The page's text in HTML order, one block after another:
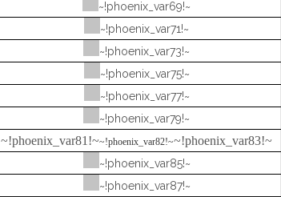
~!phoenix_var69!~
~!phoenix_var71!~
~!phoenix_var73!~
~!phoenix_var75!~
~!phoenix_var77!~
~!phoenix_var79!~
~!phoenix_var81!~~!phoenix_var82!~~!phoenix_var83!~
~!phoenix_var85!~
~!phoenix_var87!~